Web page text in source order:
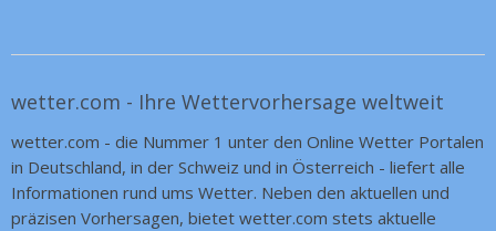
08:57
Wetter
Durchlüften ist angesagt
wetter.com - Ihre Wettervorhersage weltweit
wetter.com - die Nummer 1 unter den Online Wetter Portalen
in Deutschland, in der Schweiz und in Österreich - liefert alle
Informationen rund ums Wetter. Neben den aktuellen und
präzisen Vorhersagen, bietet wetter.com stets aktuelle